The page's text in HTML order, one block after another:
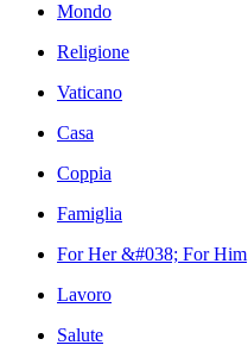
Mondo
Religione
Vaticano
Casa
Coppia
Famiglia
For Her &#038; For Him
Lavoro
Salute